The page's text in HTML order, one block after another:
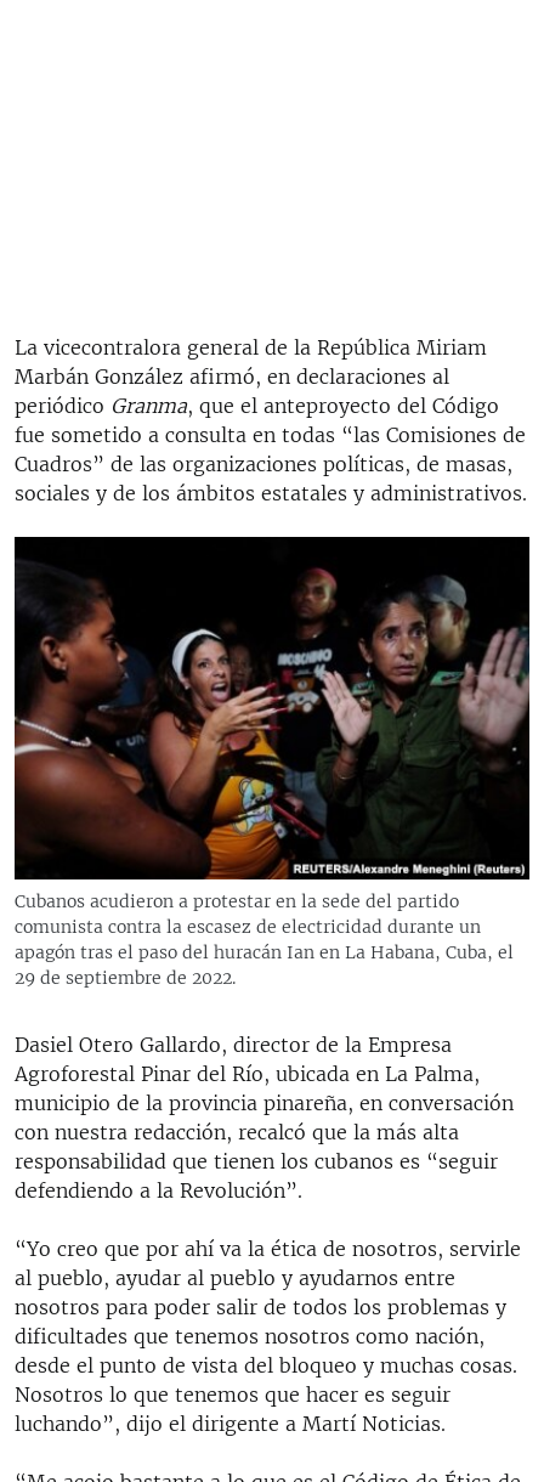
La vicecontralora general de la República Miriam
Marbán González afirmó, en declaraciones al
periódico Granma, que el anteproyecto del Código
fue sometido a consulta en todas “las Comisiones de
Cuadros” de las organizaciones políticas, de masas,
sociales y de los ámbitos estatales y administrativos.
Cubanos acudieron a protestar en la sede del partido
comunista contra la escasez de electricidad durante un
apagón tras el paso del huracán Ian en La Habana, Cuba, el
29 de septiembre de 2022.
Dasiel Otero Gallardo, director de la Empresa
Agroforestal Pinar del Río, ubicada en La Palma,
municipio de la provincia pinareña, en conversación
con nuestra redacción, recalcó que la más alta
responsabilidad que tienen los cubanos es “seguir
defendiendo a la Revolución”.
“Yo creo que por ahí va la ética de nosotros, servirle
al pueblo, ayudar al pueblo y ayudarnos entre
nosotros para poder salir de todos los problemas y
dificultades que tenemos nosotros como nación,
desde el punto de vista del bloqueo y muchas cosas.
Nosotros lo que tenemos que hacer es seguir
luchando”, dijo el dirigente a Martí Noticias.